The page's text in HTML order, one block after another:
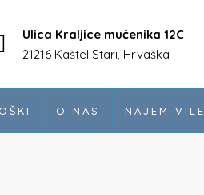
Ulica Kraljice mučenika 12C
21216 Kaštel Stari, Hrvaška
O NAS NAJEM VILE